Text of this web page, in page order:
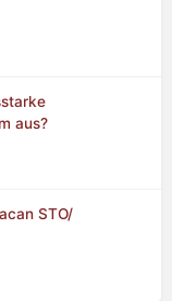
aus?
STO/